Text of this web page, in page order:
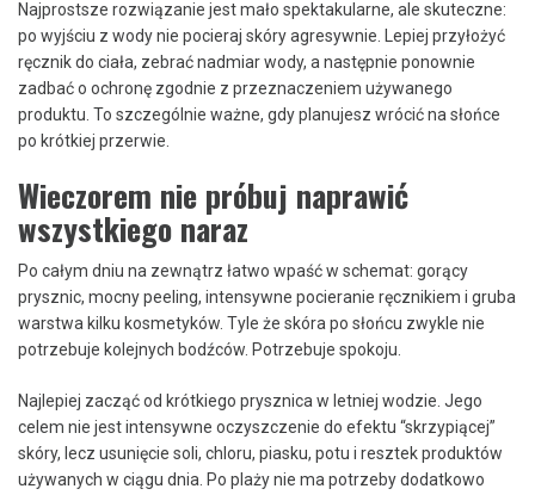
Najprostsze rozwiązanie jest mało spektakularne, ale skuteczne:
po wyjściu z wody nie pocieraj skóry agresywnie. Lepiej przyłożyć
ręcznik do ciała, zebrać nadmiar wody, a następnie ponownie
zadbać o ochronę zgodnie z przeznaczeniem używanego
produktu. To szczególnie ważne, gdy planujesz wrócić na słońce
po krótkiej przerwie.
Wieczorem nie próbuj naprawić
wszystkiego naraz
Po całym dniu na zewnątrz łatwo wpaść w schemat: gorący
prysznic, mocny peeling, intensywne pocieranie ręcznikiem i gruba
warstwa kilku kosmetyków. Tyle że skóra po słońcu zwykle nie
potrzebuje kolejnych bodźców. Potrzebuje spokoju.
Najlepiej zacząć od krótkiego prysznica w letniej wodzie. Jego
celem nie jest intensywne oczyszczenie do efektu “skrzypiącej”
skóry, lecz usunięcie soli, chloru, piasku, potu i resztek produktów
używanych w ciągu dnia. Po plaży nie ma potrzeby dodatkowo